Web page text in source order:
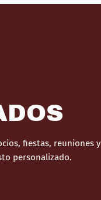
fiestas, reuniones y
personalizado.